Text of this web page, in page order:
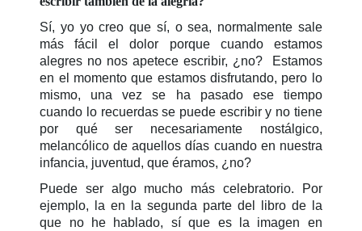
Sí, yo yo creo que sí, o sea, normalmente sale
más fácil el dolor porque cuando estamos
alegres no nos apetece escribir, ¿no? Estamos
en el momento que estamos disfrutando, pero lo
mismo, una vez se ha pasado ese tiempo
cuando lo recuerdas se puede escribir y no tiene
por qué ser necesariamente nostálgico,
melancólico de aquellos días cuando en nuestra
infancia, juventud, que éramos, ¿no?
Puede ser algo mucho más celebratorio. Por
ejemplo, la en la segunda parte del libro de la
que no he hablado, sí que es la imagen en